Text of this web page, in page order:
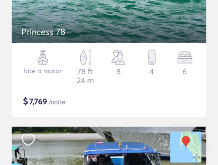
Princess 78
Iate a motor
78 ft
24 m
8 4 6
$7,769 /noite